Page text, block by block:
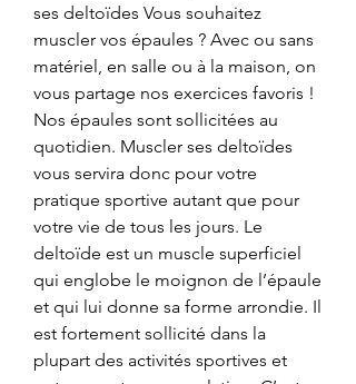
ses deltoïdes Vous souhaitez
muscler vos épaules ? Avec ou sans
matériel, en salle ou à la maison, on
vous partage nos exercices favoris !
Nos épaules sont sollicitées au
quotidien. Muscler ses deltoïdes
vous servira donc pour votre
pratique sportive autant que pour
votre vie de tous les jours. Le
deltoïde est un muscle superficiel
qui englobe le moignon de l’épaule
et qui lui donne sa forme arrondie. Il
est fortement sollicité dans la
plupart des activités sportives et